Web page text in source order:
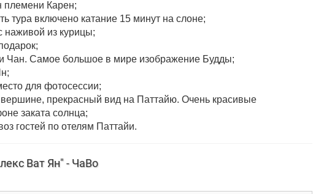
Карен;
тура включено катание 15 минут на слоне;
наживой из курицы;
Чан. Самое большое в мире изображение Будды;
для фотосессии;
прекрасный вид на Паттайю. Очень красивые
заката солнца;
гостей по отелям Паттайи.
Ват Ян" - ЧаВо